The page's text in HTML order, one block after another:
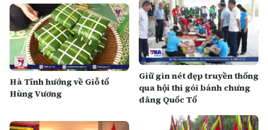
Hà Tĩnh hướng về Giỗ tổ
Hùng Vương
Giữ gìn nét đẹp truyền thống
qua hội thi gói bánh chưng
dâng Quốc Tổ